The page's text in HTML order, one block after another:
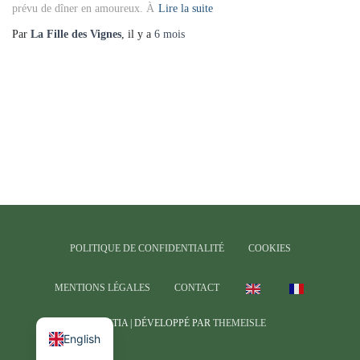
prévu de dîner en amoureux. À Lire la suite
Par La Fille des Vignes, il y a 6 mois
POLITIQUE DE CONFIDENTIALITÉ COOKIES
MENTIONS LÉGALES CONTACT
HESTIA | DÉVELOPPÉ PAR THEMEISLE
English